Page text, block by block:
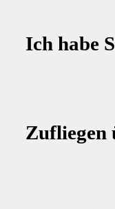
Ich habe
Zufliegen